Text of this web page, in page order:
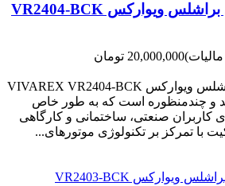
20,000,000 تومان
کیت شارژی 4 عددی براشلس ویوارکس VIVAREX VR2404-BCK
و چندمنظوره است که به طور خاص
کاربران صنعتی، ساختمانی و کارگاهی
با تمرکز بر تکنولوژی موتورهای...